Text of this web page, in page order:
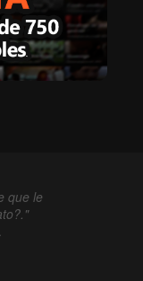
que le